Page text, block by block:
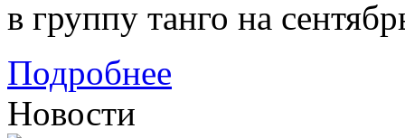
в группу танго на
Подробнее
Новости